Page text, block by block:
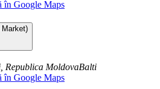
în Google Maps
Market)
Republica MoldovaBalti
în Google Maps